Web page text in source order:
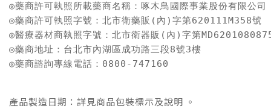
◎藥商許可執照所載藥商名稱：啄木鳥國際事業股份有限公司
◎藥商許可執照字號：北市衛藥販(內)字第620111M358號
◎醫療器材商執照字號：北市衛器販(內)字第
◎藥商地址：台北市內湖區成功路三段8號3樓
◎藥商諮詢專線電話：0800-747160
產品製造日期：詳見商品包裝標示及說明 。